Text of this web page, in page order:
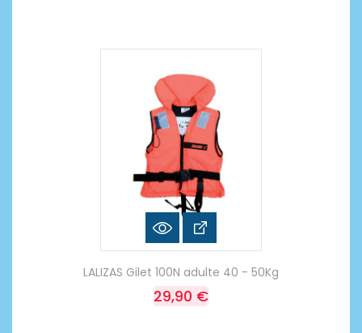
LALIZAS Gilet 100N adulte 40 - 50Kg
29,90 €